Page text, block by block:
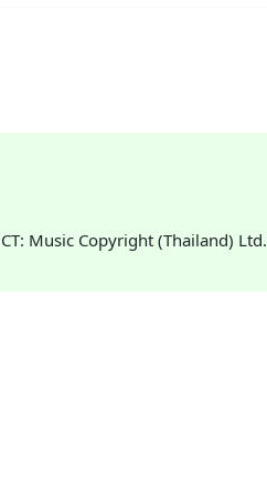
Music Copyright (Thailand) Ltd.